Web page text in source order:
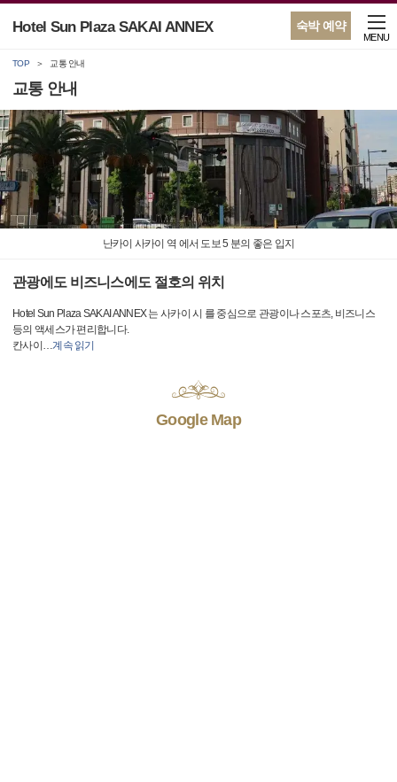
숙박 예약
Hotel Sun Plaza SAKAI ANNEX
MENU
TOP 교통 안내
교통 안내
난카이 사카이 역 에서 도보 5 분의 좋은 입지
관광에도 비즈니스에도 절호의 위치
Hotel Sun Plaza SAKAI ANNEX 는 사카이 시 를 중심으로 관광이나 스포츠, 비즈니스
등의 액세스가 편리합니다.
칸사이 …계속 읽기
Google Map